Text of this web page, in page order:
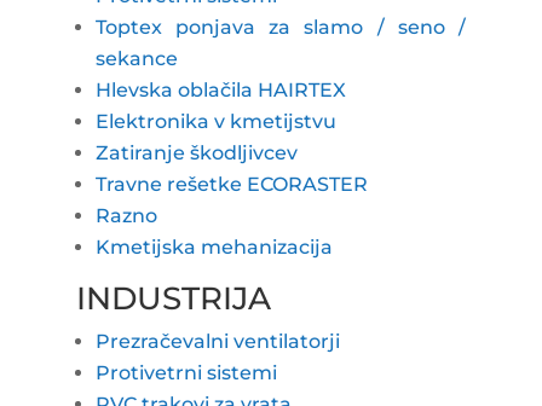
Toptex ponjava za slamo / seno /
sekance
Hlevska oblačila HAIRTEX
Elektronika v kmetijstvu
Zatiranje škodljivcev
Travne rešetke ECORASTER
Razno
Kmetijska mehanizacija
INDUSTRIJA
Prezračevalni ventilatorji
Protivetrni sistemi